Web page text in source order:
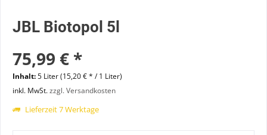
JBL Biotopol 5l
75,99 € *
Inhalt:5 Liter (15,20 € * / 1 Liter)
inkl. MwSt.zzgl. Versandkosten
Lieferzeit 7 Werktage